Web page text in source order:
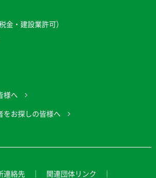
金・建設業許可）
様へ
をお探しの皆様へ
連絡先 関連団体リンク